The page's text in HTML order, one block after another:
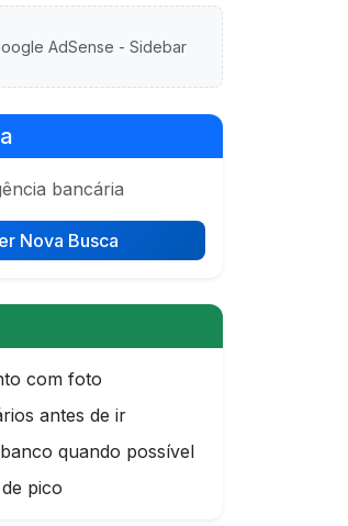
AdSense - Sidebar
bancária
Nova Busca
com foto
antes de ir
quando possível
pico